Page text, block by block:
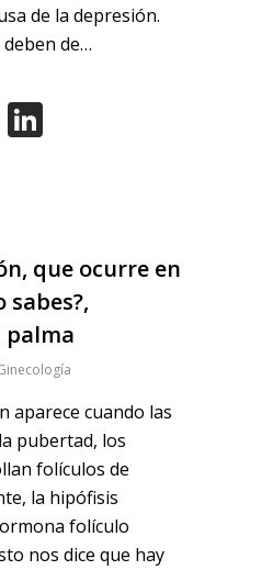
de la depresión.
deben de…
Pinterest
que ocurre en
aparece cuando las
pubertad, los
folículos de
la hipófisis
folículo
nos dice que hay